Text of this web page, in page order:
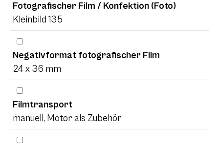
Fotografischer Film / Konfektion (Foto)
Kleinbild 135
Negativformat fotografischer Film
24 x 36 mm
Filmtransport
manuell, Motor als Zubehör